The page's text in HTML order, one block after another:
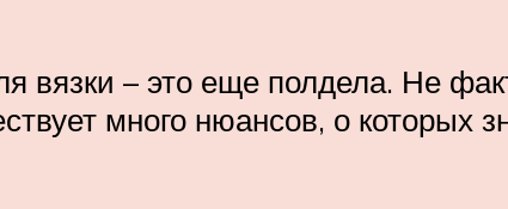
вязки – это еще полдела. Не
много нюансов, о которых